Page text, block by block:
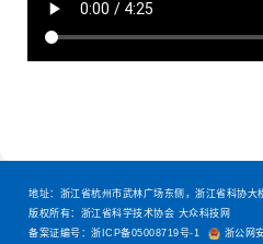
地址：浙江省杭州市武林广场东侧，浙江省科协大
版权所有：浙江省科学技术协会 大众科技网
备案证编号：浙ICP备05008719号-1
浙公网